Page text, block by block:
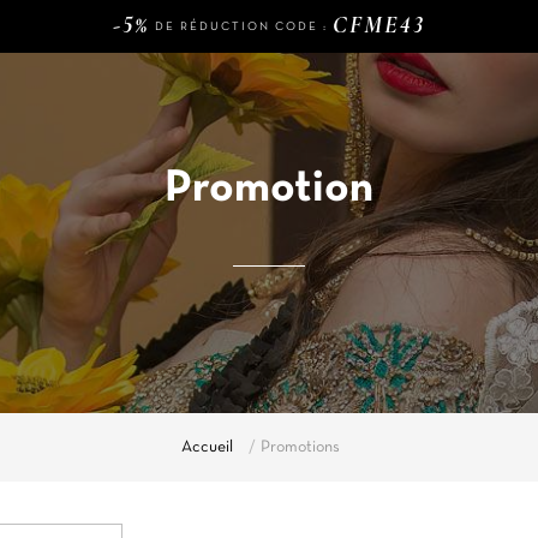
LIVRAISON GRATUITE DÈS 120€ D'ACHAT
-5%DE RÉDUCTION CODE :CFME43
Promotion
Accueil Promotions